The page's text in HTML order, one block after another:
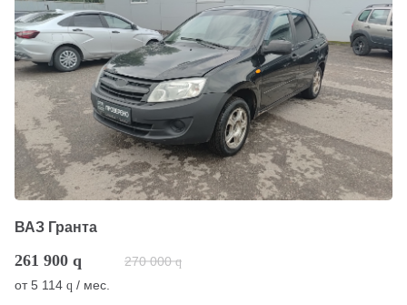
ВАЗ Гранта
261 900 q 270 000 q
от5 114 q / мес.